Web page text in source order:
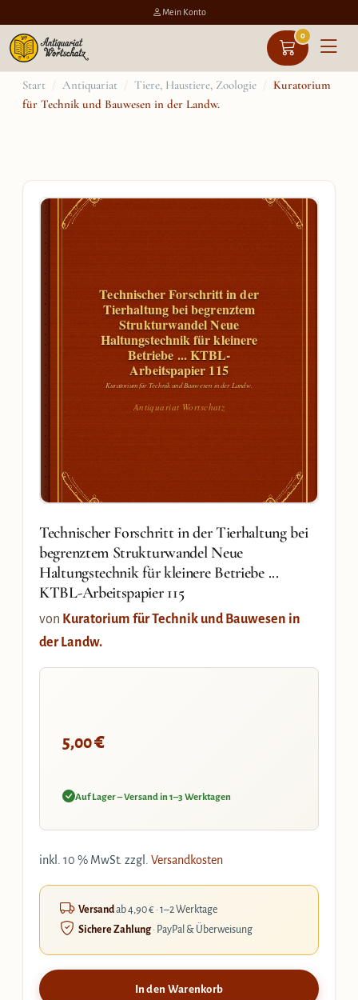
Mein Konto
0
Zum
Inhalt
Start / Antiquariat / Tiere, Haustiere, Zoologie / Kuratorium
für Technik und Bauwesen in der Landw.
Technischer Forschritt in der
Tierhaltung bei begrenztem
Strukturwandel Neue
Haltungstechnik für kleinere
Betriebe ... KTBL-
Arbeitspapier 115
Kuratorium für Technik und Bauwesen in der Landw.
Antiquariat Wortschatz
Technischer Forschritt in der Tierhaltung bei
begrenztem Strukturwandel Neue
Haltungstechnik für kleinere Betriebe ...
KTBL-Arbeitspapier 115
von Kuratorium für Technik und Bauwesen in
der Landw.
5,00€
Auf Lager – Versand in 1–3 Werktagen
inkl. 10 % MwSt. zzgl. Versandkosten
Versandab 4,90 € · 1–2 Werktage
Sichere Zahlung· PayPal & Überweisung
In den Warenkorb